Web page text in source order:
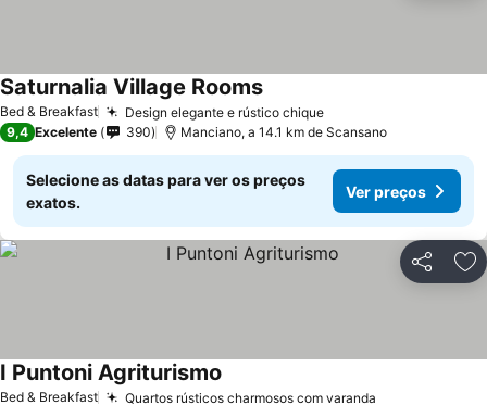
Bed & Breakfast Design elegante e rústico chique
Saturnalia Village Rooms
9,4 Excelente 390 Manciano, a 14.1 km de Scansano
Selecione as datas para ver os preços
exatos.
Ver preços
Partilhar
Bed & Breakfast Quartos rústicos charmosos com varanda
I Puntoni Agriturismo